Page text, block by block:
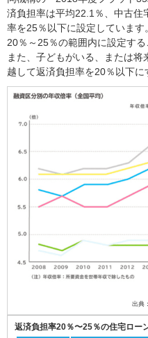
済負担率は平均22.1％、中古住
率を25％以下に設定していま
20％～25％の範囲内に設定する
また、子どもがいる、または
越して返済負担率を20％以下に
出典
返済負担率20％〜25％の住宅ロー